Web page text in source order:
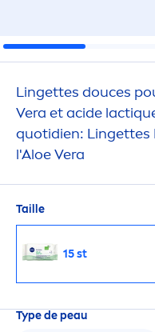
Lingettes douces
Vera et acide lactiq
quotidien: Lingettes
l'Aloe Vera
Taille
15 st
Type de peau